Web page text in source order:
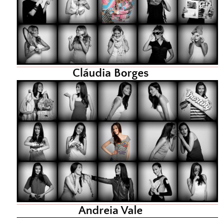
Cláudia Borges
Andreia Vale